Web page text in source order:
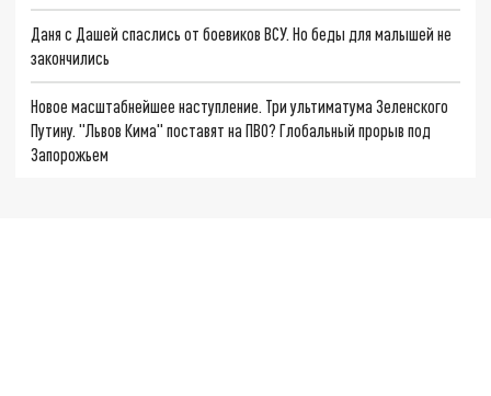
Даня с Дашей спаслись от боевиков ВСУ. Но беды для малышей не
закончились
Новое масштабнейшее наступление. Три ультиматума Зеленского
Путину. "Львов Кима" поставят на ПВО? Глобальный прорыв под
Запорожьем